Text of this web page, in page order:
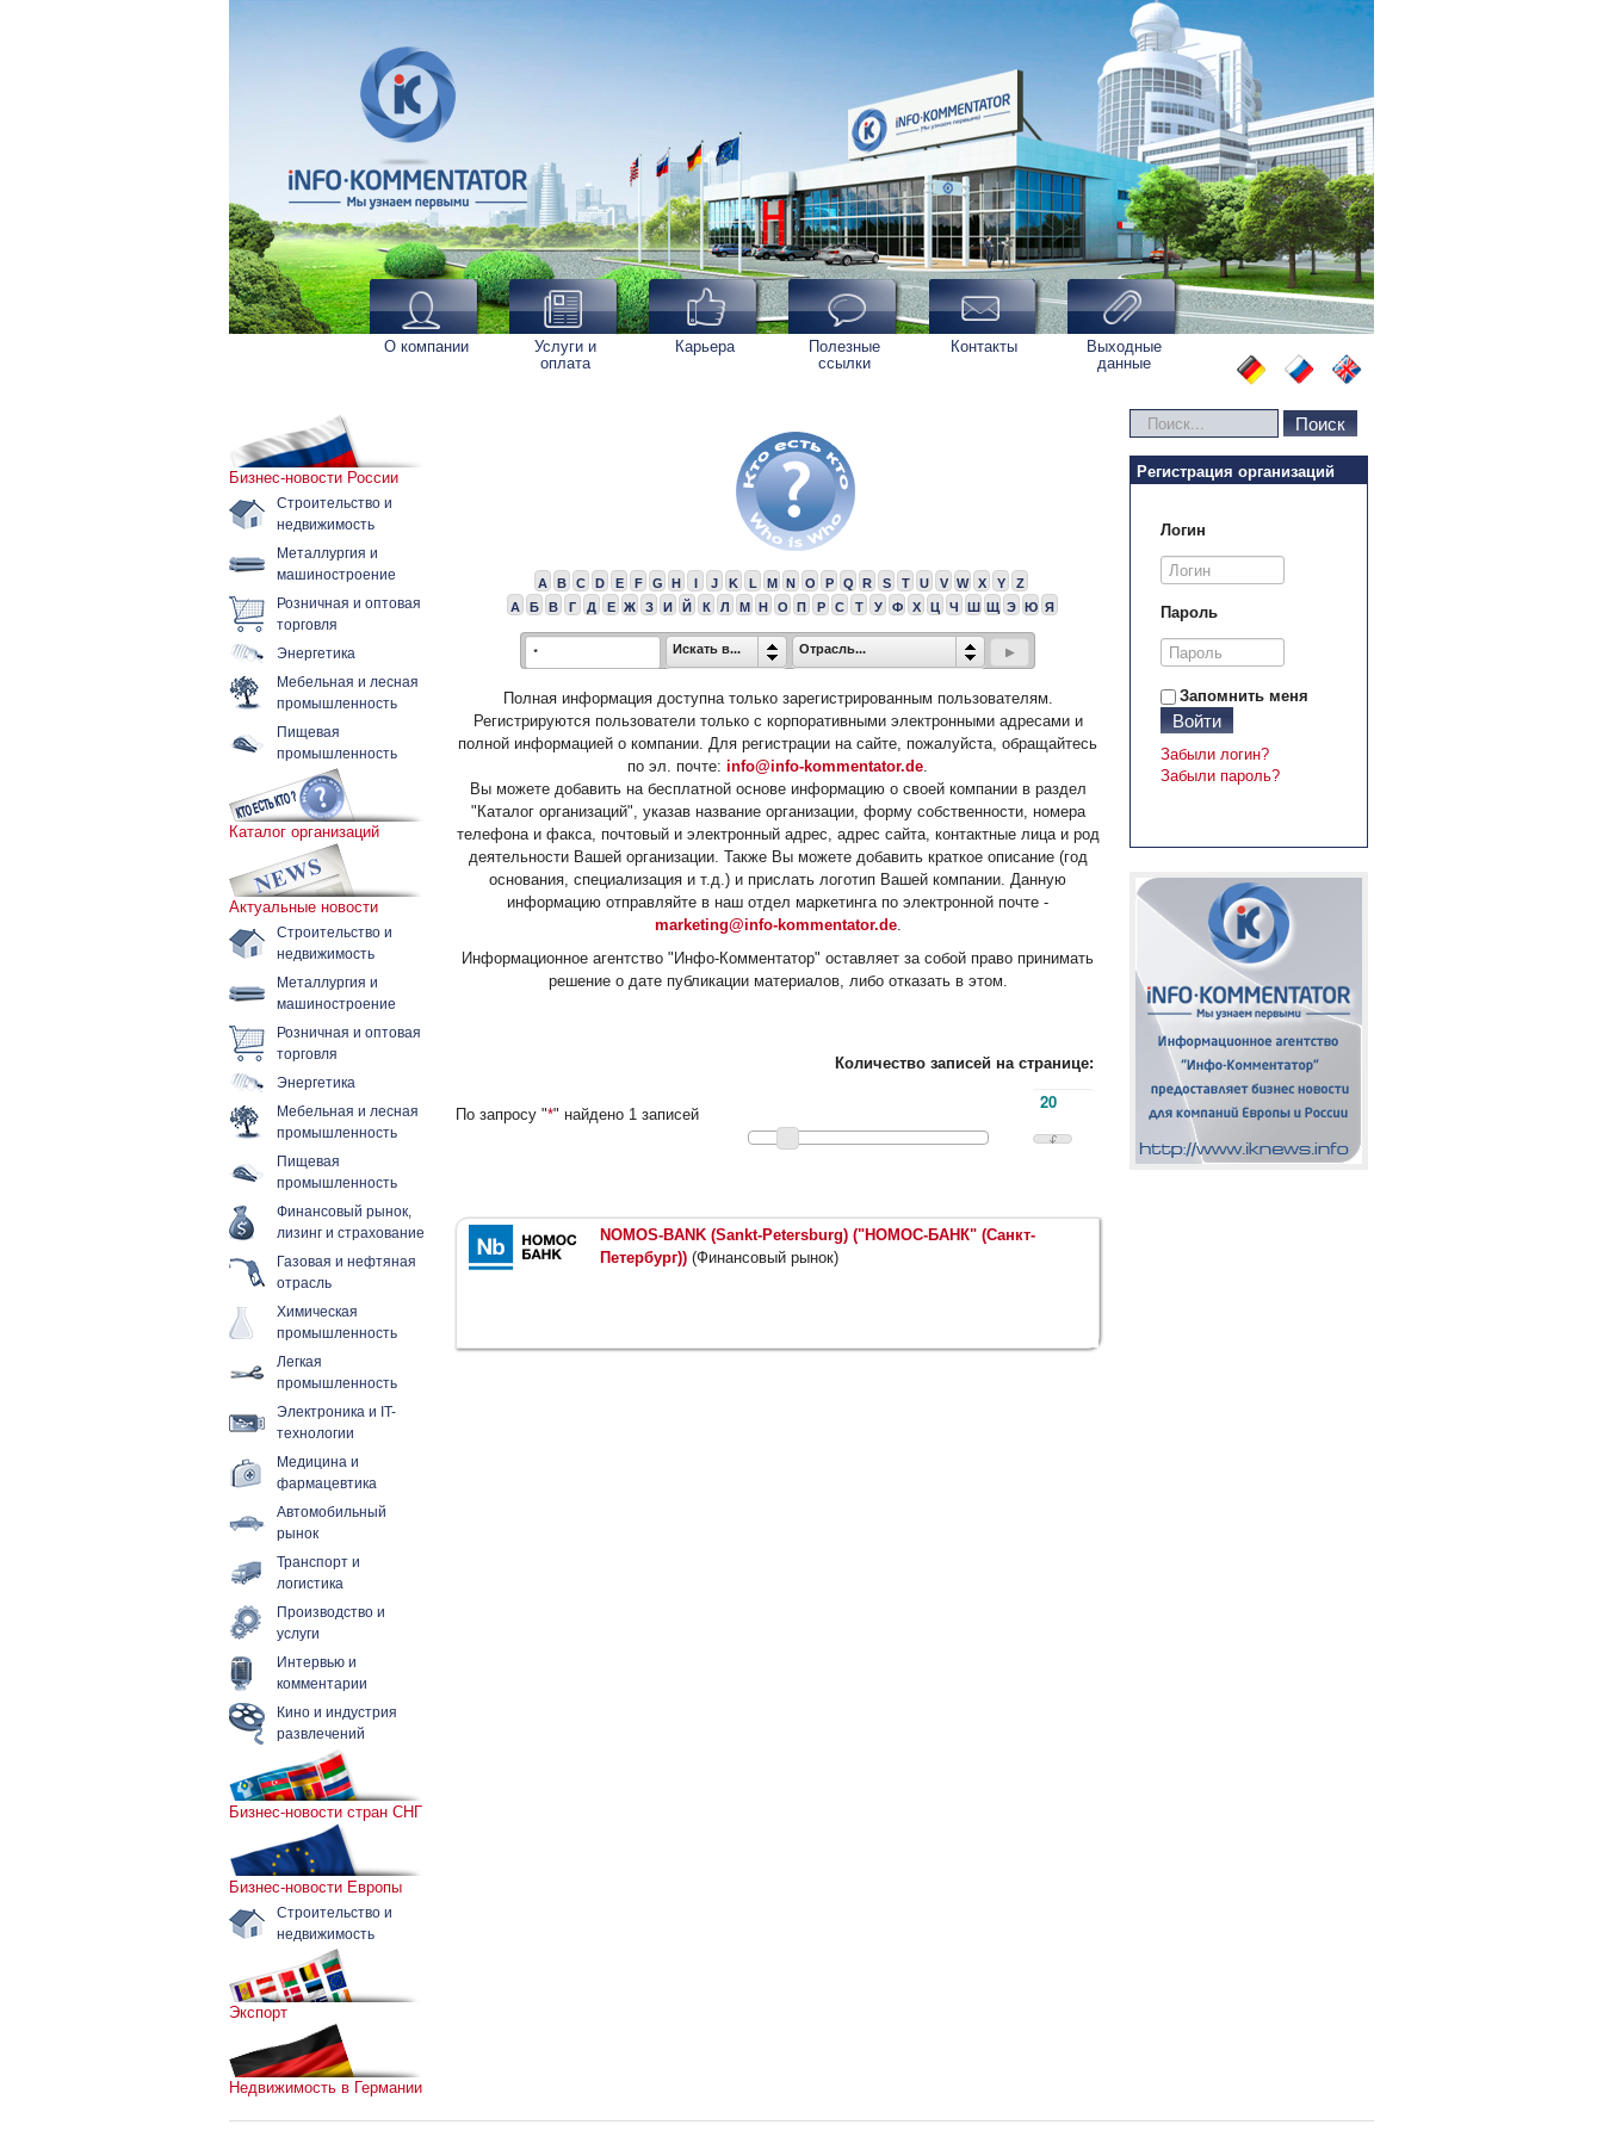
О компании
Услуги и
оплата
Карьера
Полезные
ссылки
Контакты
Выходные
данные
Бизнес-новости России
Строительство и
недвижимость
Металлургия и
машиностроение
Розничная и оптовая
торговля
Энергетика
Мебельная и лесная
промышленность
Пищевая
промышленность
Каталог организаций
Актуальные новости
Строительство и
недвижимость
Металлургия и
машиностроение
Розничная и оптовая
торговля
Энергетика
Мебельная и лесная
промышленность
Пищевая
промышленность
Финансовый рынок,
лизинг и страхование
Газовая и нефтяная
отрасль
Химическая
промышленность
Легкая
промышленность
Электроника и IT-
технологии
Медицина и
фармацевтика
Автомобильный
рынок
Транспорт и
логистика
Производство и
услуги
Интервью и
комментарии
Кино и индустрия
развлечений
Бизнес-новости стран СНГ
Бизнес-новости Европы
Строительство и
недвижимость
Экспорт
Недвижимость в Германии
A B C D E F G H I J K L M N O P Q R S T U V W X Y
Z
А
Б В Г Д Е Ж З И Й К Л М Н О П Р С Т У Ф Х Ц Ч Ш Щ Э Ю Я
Искать в... Отрасль...
Полная информация доступна только зарегистрированным пользователям.
Регистрируются пользователи только с корпоративными электронными адресами и
полной информацией о компании. Для регистрации на сайте, пожалуйста, обращайтесь
по эл. почте: info@info-kommentator.de.
Вы можете добавить на бесплатной основе информацию о своей компании в раздел
"Каталог организаций", указав название организации, форму собственности, номера
телефона и факса, почтовый и электронный адрес, адрес сайта, контактные лица и род
деятельности Вашей организации. Также Вы можете добавить краткое описание (год
основания, специализация и т.д.) и прислать логотип Вашей компании. Данную
информацию отправляйте в наш отдел маркетинга по электронной почте -
marketing@info-kommentator.de.
Информационное агентство "Инфо-Комментатор" оставляет за собой право принимать
решение о дате публикации материалов, либо отказать в этом.
По запросу "*" найдено 1 записей
Количество записей на странице:
NOMOS-BANK (Sankt-Petersburg) ("НОМОС-БАНК" (Санкт-
Петербург)) (Финансовый рынок)
Искать... Поиск
Регистрация организаций
Логин
Пароль
Запомнить меня
Войти
Забыли логин?
Забыли пароль?